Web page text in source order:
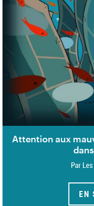
Attention aux
Par
EN